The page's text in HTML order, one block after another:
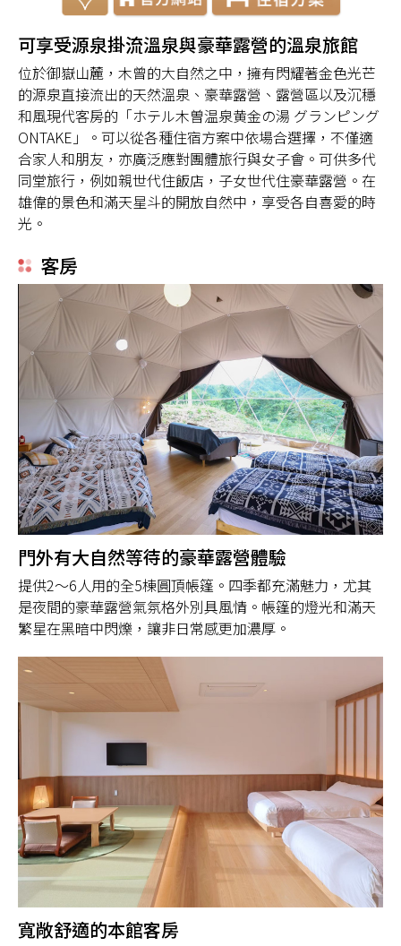
可享受源泉掛流溫泉與豪華露營的溫泉旅館
位於御嶽山麓，木曾的大自然之中，擁有閃耀著金色光芒
的源泉直接流出的天然溫泉、豪華露營、露營區以及沉穩
和風現代客房的「ホテル木曽温泉黄金の湯 グランピング
ONTAKE」。可以從各種住宿方案中依場合選擇，不僅適
合家人和朋友，亦廣泛應對團體旅行與女子會。可供多代
同堂旅行，例如親世代住飯店，子女世代住豪華露營。在
雄偉的景色和滿天星斗的開放自然中，享受各自喜愛的時
光。
客房
門外有大自然等待的豪華露營體驗
提供2～6人用的全5棟圓頂帳篷。四季都充滿魅力，尤其
是夜間的豪華露營氣氛格外別具風情。帳篷的燈光和滿天
繁星在黑暗中閃爍，讓非日常感更加濃厚。
寬敞舒適的本館客房